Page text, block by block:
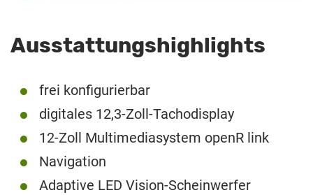
Ausstattungshighlights
frei konfigurierbar
digitales 12,3-Zoll-Tachodisplay
12-Zoll Multimediasystem openR link
Navigation
Adaptive LED Vision-Scheinwerfer